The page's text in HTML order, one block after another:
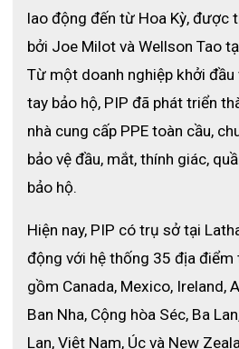
lao động đến từ Hoa Kỳ, được
bởi Joe Milot và Wellson Tao
Từ một doanh nghiệp khởi đầu
tay bảo hộ, PIP đã phát triển
nhà cung cấp PPE toàn cầu,
bảo vệ đầu, mắt, thính giác,
bảo hộ.
Hiện nay, PIP có trụ sở tại
động với hệ thống 35 địa điểm
gồm Canada, Mexico, Ireland,
Ban Nha, Cộng hòa Séc, Ba
Lan, Việt Nam, Úc và New